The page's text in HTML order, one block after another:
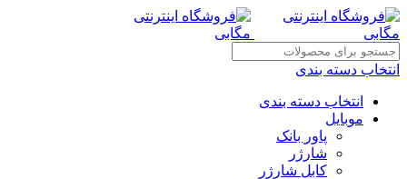
انتخاب دسته بندی
انتخاب دسته بندی
موبایل
پاور بانک
شارژر
کابل شارژر